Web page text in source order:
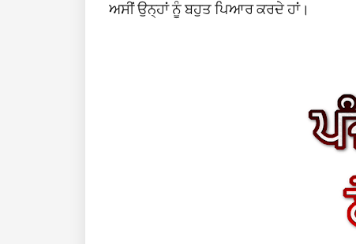
ਅਸੀਂ ਉਨ੍ਹਾਂ ਨੂੰ ਬਹੁਤ ਪਿਆਰ ਕਰਦੇ ਹਾਂ।